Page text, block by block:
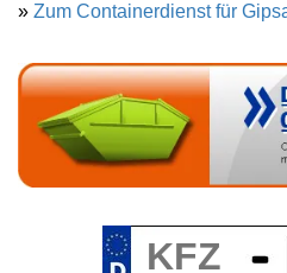
» Zum Containerdienst für